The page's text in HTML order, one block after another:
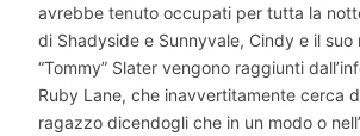
avrebbe tenuto occupati per tutta la
di Shadyside e Sunnyvale, Cindy e il
“Tommy” Slater vengono raggiunti
Ruby Lane, che inavvertitamente cerca
ragazzo dicendogli che in un modo o